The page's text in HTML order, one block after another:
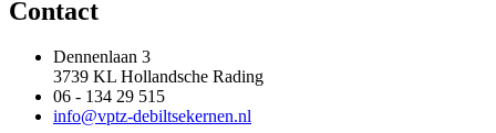
Contact
Dennenlaan 3
3739 KL Hollandsche Rading
06 - 134 29 515
info@vptz-debiltsekernen.nl